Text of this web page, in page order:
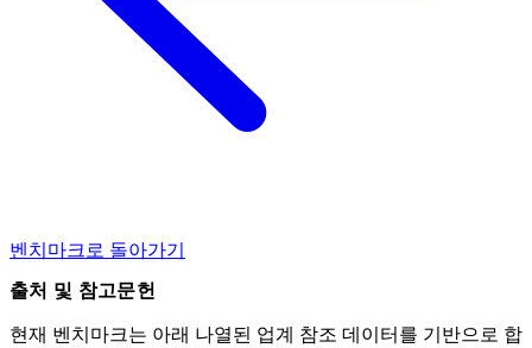
벤치마크로 돌아가기
출처 및 참고문헌
현재 벤치마크는 아래 나열된 업계 참조 데이터를 기반으로 합